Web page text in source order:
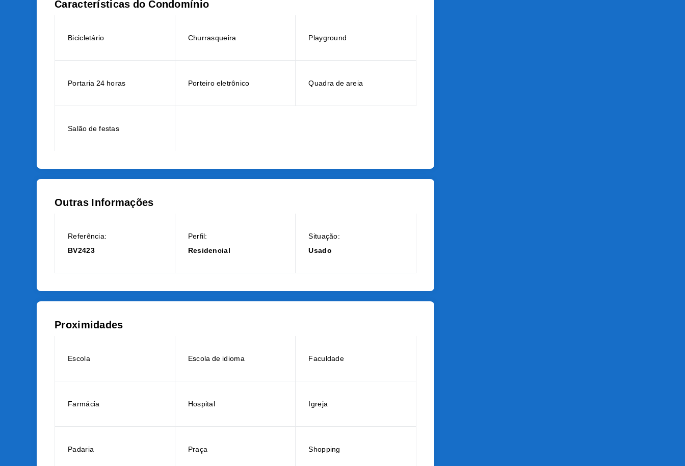
Características do Condomínio
Bicicletário Churrasqueira Playground
Portaria 24 horas Porteiro eletrônico Quadra de areia
Salão de festas
Outras Informações
Referência:
BV2423
Perfil:
Residencial
Situação:
Usado
Proximidades
Escola Escola de idioma Faculdade
Farmácia Hospital Igreja
Padaria Praça Shopping